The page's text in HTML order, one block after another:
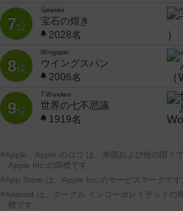
7位
Splendor
宝石の煌き
2028名
8位
Wingspan
ウイングスパン
2006名
9位
7 Wonders
世界の七不思議
1919名
※Apple、Apple のロゴ は、米国および他の国々で
Apple Inc.の商標です。
※App Store は、Apple Inc.のサービスマークです
※Android は、グーグル インコーポレイテッドの
標です。